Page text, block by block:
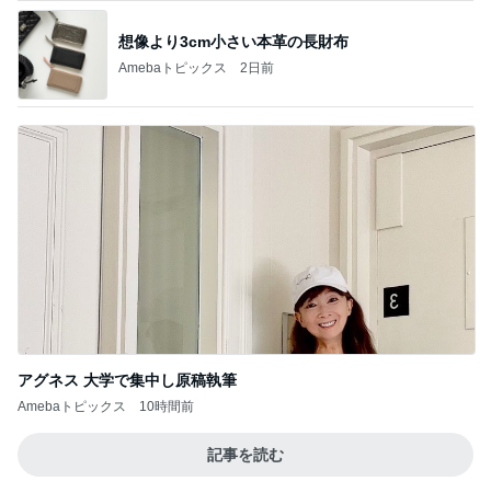
想像より3cm小さい本革の長財布
Amebaトピックス 2日前
アグネス 大学で集中し原稿執筆
Amebaトピックス 10時間前
記事を読む